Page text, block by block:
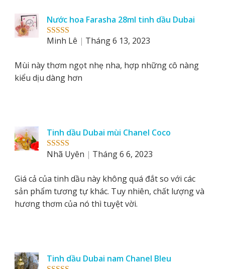
Rated 5out
Nước hoa Farasha 28ml tinh dầu Dubai
Minh Lê
Tháng 6 13, 2023
Mùi này thơm ngọt nhẹ nha, hợp những cô nàng
kiểu dịu dàng hơn
Rated5out
Tinh dầu Dubai mùi Chanel Coco
Nhã Uyên
Tháng 6 6, 2023
Giá cả của tinh dầu này không quá đắt so với các
sản phẩm tương tự khác. Tuy nhiên, chất lượng và
hương thơm của nó thì tuyệt vời.
Tinh dầu Dubai nam Chanel Bleu